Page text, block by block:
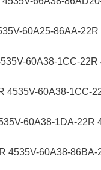
60A25-86AA-
60A38-1CC-
4535V-60A38-1CC-
60A38-1DA-22R
4535V-60A38-86BA-